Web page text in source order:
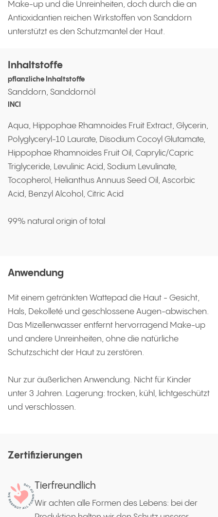
Make-up und die Unreinheiten, doch durch die an
Antioxidantien reichen Wirkstoffen von Sanddorn
unterstützt es den Schutzmantel der Haut.
Inhaltstoffe
pflanzliche Inhaltstoffe
Sanddorn, Sanddornöl
INCI
Aqua, Hippophae Rhamnoides Fruit Extract, Glycerin,
Polyglyceryl-10 Laurate, Disodium Cocoyl Glutamate,
Hippophae Rhamnoides Fruit Oil, Caprylic/Capric
Triglyceride, Levulinic Acid, Sodium Levulinate,
Tocopherol, Helianthus Annuus Seed Oil, Ascorbic
Acid, Benzyl Alcohol, Citric Acid
99% natural origin of total
Anwendung
Mit einem getränkten Wattepad die Haut - Gesicht,
Hals, Dekolleté und geschlossene Augen-abwischen.
Das Mizellenwasser entfernt hervorragend Make-up
und andere Unreinheiten, ohne die natürliche
Schutzschicht der Haut zu zerstören.
Nur zur äußerlichen Anwendung. Nicht für Kinder
unter 3 Jahren. Lagerung: trocken, kühl, lichtgeschützt
und verschlossen.
Zertifizierungen
Tierfreundlich
Wir achten alle Formen des Lebens: bei der